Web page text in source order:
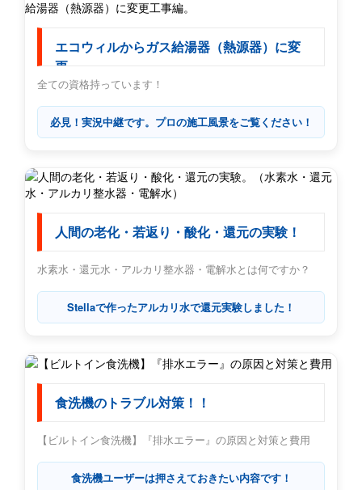
エコウィルからガス給湯器（熱源器）に変
更
全ての資格持っています！
必見！実況中継です。プロの施工風景をご覧ください！
人間の老化・若返り・酸化・還元の実験！
水素水・還元水・アルカリ整水器・電解水とは何ですか？
Stellaで作ったアルカリ水で還元実験しました！
食洗機のトラブル対策！！
【ビルトイン食洗機】『排水エラー』の原因と対策と費用
食洗機ユーザーは押さえておきたい内容です！